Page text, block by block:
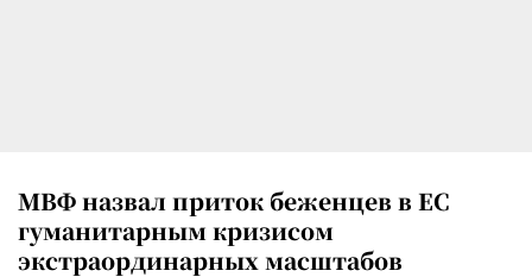
МВФ назвал приток беженцев в ЕС
гуманитарным кризисом
экстраординарных масштабов